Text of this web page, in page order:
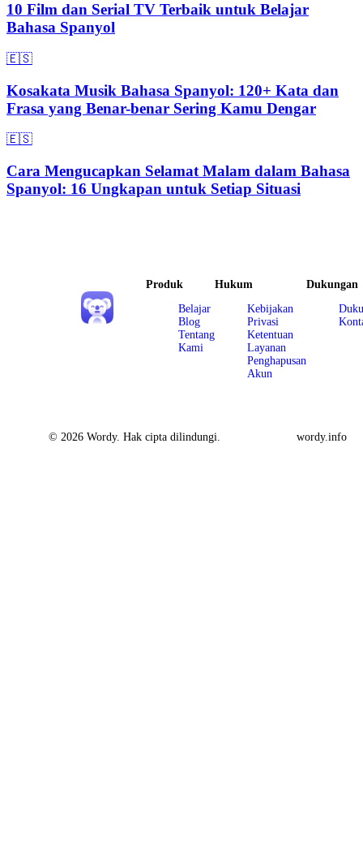
10 Film dan Serial TV Terbaik untuk Belajar
Bahasa Spanyol
🇪🇸
Kosakata Musik Bahasa Spanyol: 120+ Kata dan
Frasa yang Benar-benar Sering Kamu Dengar
🇪🇸
Cara Mengucapkan Selamat Malam dalam Bahasa
Spanyol: 16 Ungkapan untuk Setiap Situasi
Produk
Belajar
Blog
Tentang
Kami
Hukum
Kebijakan
Privasi
Ketentuan
Layanan
Penghapusan
Akun
Dukungan
© 2026 Wordy. Hak cipta dilindungi. wordy.info